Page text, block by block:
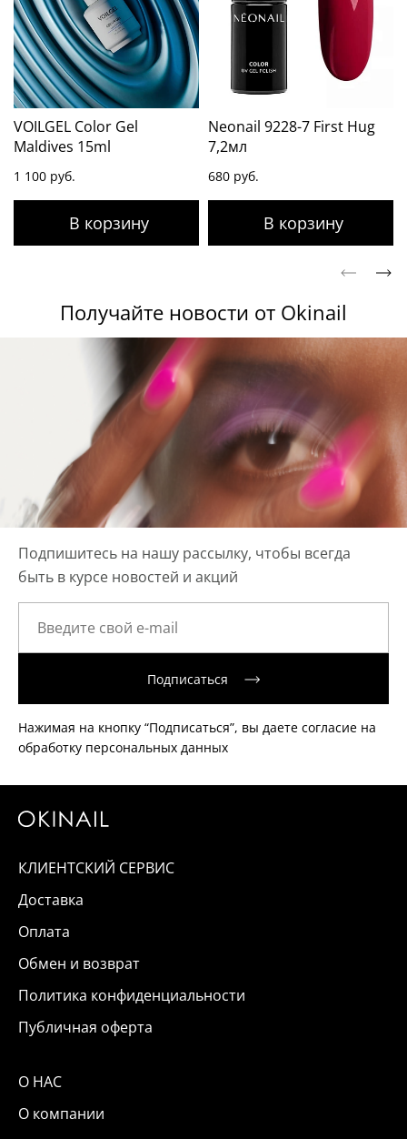
VOILGEL Color Gel
Maldives 15ml
1 100 руб.
Neonail 9228-7 First Hug
7,2мл
680 руб.
Получайте новости от Okinail
Подпишитесь на нашу рассылку, чтобы всегда
быть в курсе новостей и акций
Подписаться
Нажимая на кнопку “Подписаться”, вы даете согласие на
обработку персональных данных
КЛИЕНТСКИЙ СЕРВИС
Доставка
Оплата
Обмен и возврат
Политика конфиденциальности
Публичная оферта
О НАС
О компании